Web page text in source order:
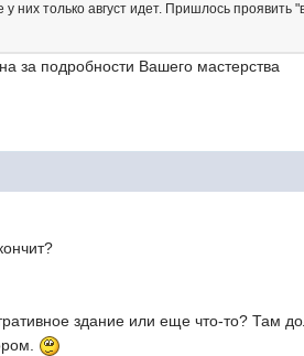
них только август идет. Пришлось проявить
за подробности Вашего мастерства
здание или еще что-то? Там